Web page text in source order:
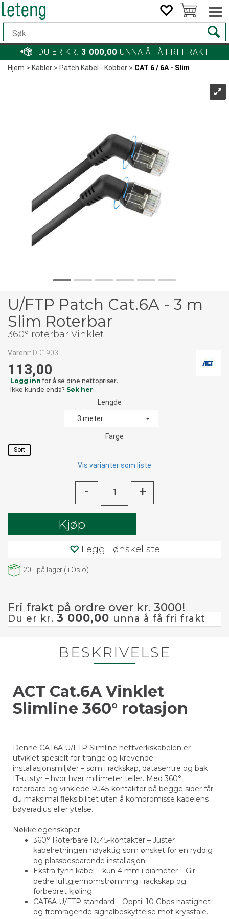
DU ER KR. 3 000,00 UNNA Å FÅ FRI FRAKT
Hjem>Kabler>Patch Kabel - Kobber>CAT 6 / 6A - Slim
U/FTP Patch Cat.6A - 3 m
Slim Roterbar
360° roterbar Vinklet
Varenr: DD1903
113,00
Logg inn for å se dine nettopriser.
Ikke kunde enda? Søk her.
Lengde
3 meter
Farge
Sort
Vis varianter som liste
- +
Kjøp
Legg i ønskeliste
20+ på lager ( i Oslo)
Fri frakt på ordre over kr. 3000!
Du er kr. 3 000,00 unna å få fri frakt
BESKRIVELSE
ACT Cat.6A Vinklet
Slimline 360° rotasjon
Denne CAT6A U/FTP Slimline nettverkskabelen er
utviklet spesielt for trange og krevende
installasjonsmiljøer – som i rackskap, datasentre og bak
IT-utstyr – hvor hver millimeter teller. Med 360°
roterbare og vinklede RJ45-kontakter på begge sider får
du maksimal fleksibilitet uten å kompromisse kabelens
bøyeradius eller ytelse.
Nøkkelegenskaper:
360° Roterbare RJ45-kontakter – Juster
kabelretningen nøyaktig som ønsket for en ryddig
og plassbesparende installasjon.
Ekstra tynn kabel – kun 4 mm i diameter – Gir
bedre luftgjennomstrømning i rackskap og
forbedret kjøling.
CAT6A U/FTP standard – Opptil 10 Gbps hastighet
og fremragende signalbeskyttelse mot krysstale.